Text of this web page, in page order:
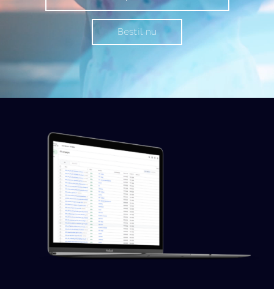
Bestil nu